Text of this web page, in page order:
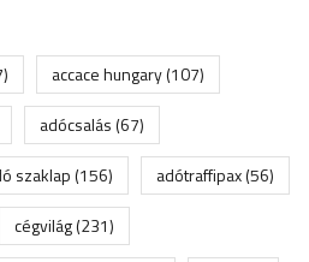
accace hungary(107)
adócsalás(67)
szaklap(156) adótraffipax(56)
cégvilág(231)